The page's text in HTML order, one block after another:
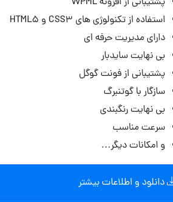
استفاده از تکنولوژی های CSS3 و HTML5
دارای مدیریت حرفه ای
بی نهایت سایدبار
پشتیبانی از فونت گوگل
سازگار با گوتنبرگ
بی نهایت رنگبندی
سرعت مناسب
و امکانات دیگر…
دانلود و اطلاعات بیشتر